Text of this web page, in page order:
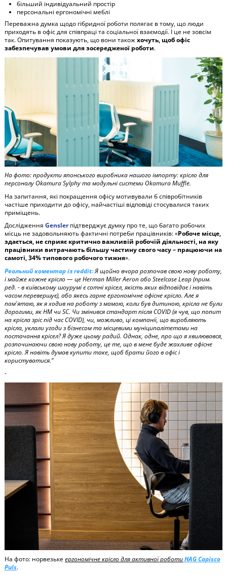
більший індивідуальний простір
персональні ергономічні меблі
Переважна думка щодо гібридної роботи полягає в тому, що люди
приходять в офіс для співпраці та соціальної взаємодії. І це не зовсім
так. Опитування показують, що вони такожхочуть, щоб офіс
забезпечував умови для зосередженої роботи.
На фото: продукти японського виробника нашого імпорту: крісло для
персоналу Okamura Sylphy та модульні системи Okamura Muffle.
На запитання, які покращення офісу мотивували б співробітників
частіше приходити до офісу, найчастіші відповіді стосувалися таких
приміщень.
Дослідження Gensler підтверджує думку про те, що багато робочих
місць не задовольняють фактичні потреби працівників: «Робоче місце,
здається, не сприяє критично важливій робочій діяльності, на яку
працівники витрачають більшу частину свого часу – працюючи на
самоті, 34% типового робочого тижня».
Реальний коментар із reddit:Я щойно вчора розпочав свою нову роботу,
і майже кожне крісло — це Herman Miller Aeron або Steelcase Leap (прим.
ред. - в київському шоурумі є сотні крісел, якість яких відповідає і навіть
часом перевершує), або якесь гарне ергономічне офісне крісло. Але я
пам'ятаю, як я ходив на роботу з мамою, коли був дитиною, крісла не були
дорогими, як HM чи SC. Чи змінився стандарт після COVID (я чув, що попит
на крісла зріс під час COVID), чи, можливо, ці компанії, що виробляють
крісла, уклали угоди з бізнесом та місцевими муніципалітетами на
постачання крісел? Я дуже цьому радий. Однак, одне, про що я хвилювався,
розпочинаючи свою нову роботу, це те, що в мене буде жахливе офісне
крісло. Я навіть думав купити таке, щоб брати його в офіс і
користуватися.”
-
На фото: норвезькеергономічне крісло для активної роботиHAG Capisco
Puls.